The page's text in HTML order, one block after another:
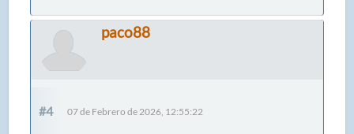
paco88
#4 07 de Febrero de 2026, 12:55:22